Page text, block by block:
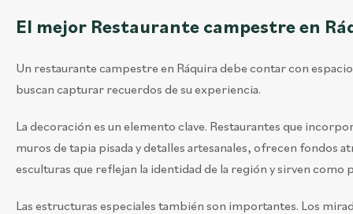
El mejor Restaurante campestre en
Un restaurante campestre en Ráquira debe contar con
buscan capturar recuerdos de su experiencia.
La decoración es un elemento clave. Restaurantes que
muros de tapia pisada y detalles artesanales, ofrecen fondos
esculturas que reflejan la identidad de la región y sirven como
Las estructuras especiales también son importantes. Los